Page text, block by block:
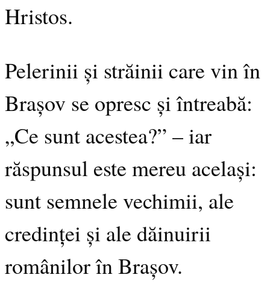
Hristos.
Pelerinii și străinii care vin în
Brașov se opresc și întreabă:
„Ce sunt acestea?” – iar
răspunsul este mereu același:
sunt semnele vechimii, ale
credinței și ale dăinuirii
românilor în Brașov.